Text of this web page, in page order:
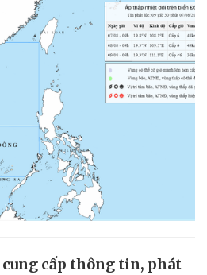
cung cấp thông tin, phát